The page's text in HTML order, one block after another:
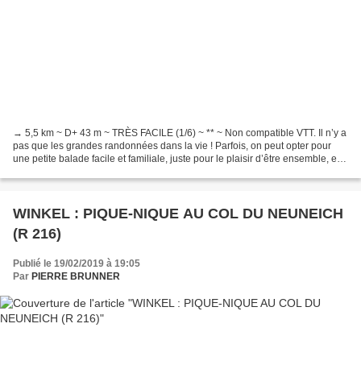
→ 5,5 km ~ D+ 43 m ~ TRÈS FACILE (1/6) ~ ** ~ Non compatible VTT. Il n’y a
pas que les grandes randonnées dans la vie ! Parfois, on peut opter pour
une petite balade facile et familiale, juste pour le plaisir d’être ensemble, et
WINKEL : PIQUE-NIQUE AU COL DU NEUNEICH
(R 216)
Publié le 19/02/2019 à 19:05
Par PIERRE BRUNNER